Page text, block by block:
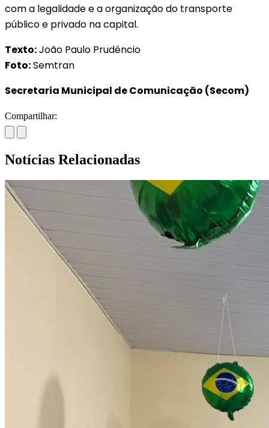
com a legalidade e a organização do transporte
público e privado na capital.
Texto:João Paulo Prudêncio
Foto:Semtran
Secretaria Municipal de Comunicação (Secom)
Compartilhar:
Notícias Relacionadas